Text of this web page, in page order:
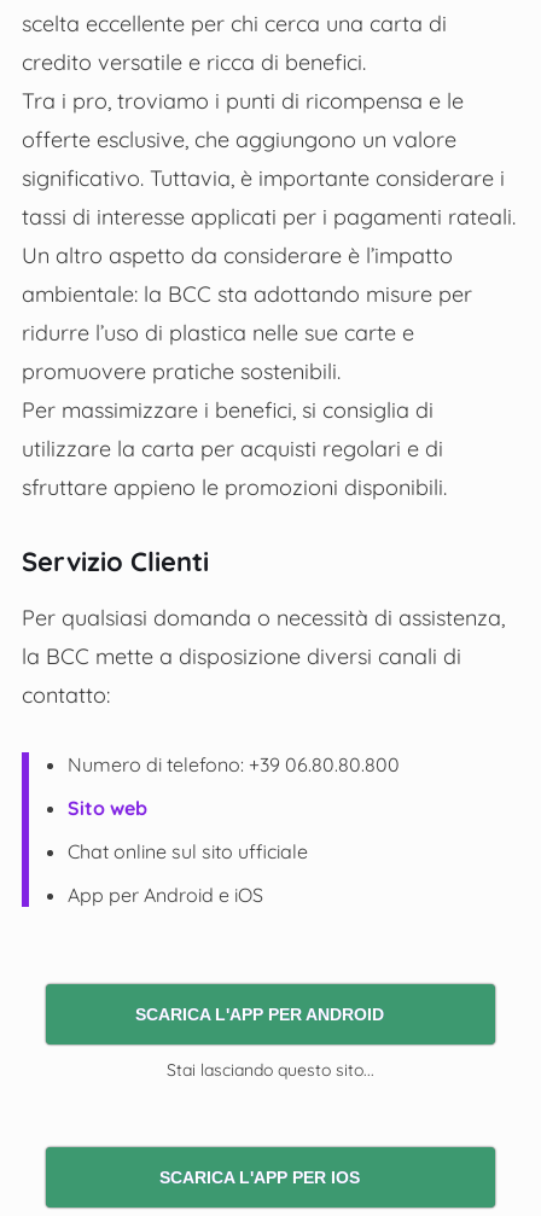
scelta eccellente per chi cerca una carta di
credito versatile e ricca di benefici.
Tra i pro, troviamo i punti di ricompensa e le
offerte esclusive, che aggiungono un valore
significativo. Tuttavia, è importante considerare i
tassi di interesse applicati per i pagamenti rateali.
Un altro aspetto da considerare è l’impatto
ambientale: la BCC sta adottando misure per
ridurre l’uso di plastica nelle sue carte e
promuovere pratiche sostenibili.
Per massimizzare i benefici, si consiglia di
utilizzare la carta per acquisti regolari e di
sfruttare appieno le promozioni disponibili.
Servizio Clienti
Per qualsiasi domanda o necessità di assistenza,
la BCC mette a disposizione diversi canali di
contatto:
Numero di telefono: +39 06.80.80.800
Sito web
Chat online sul sito ufficiale
App per Android e iOS
SCARICA L'APP PER ANDROID
Stai lasciando questo sito...
SCARICA L'APP PER IOS